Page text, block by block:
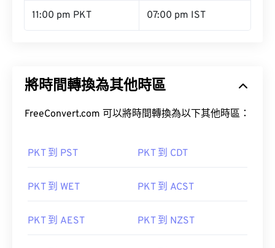
11:00 pm PKT 07:00 pm IST
將時間轉換為其他時區
FreeConvert.com 可以將時間轉換為以下其他時區：
PKT 到 PST PKT 到 CDT
PKT 到 WET PKT 到 ACST
PKT 到 AEST PKT 到 NZST